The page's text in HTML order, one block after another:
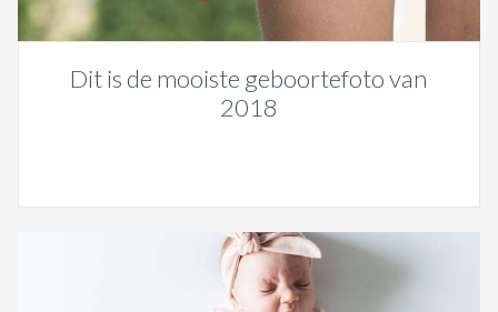
Dit is de mooiste geboortefoto van
2018